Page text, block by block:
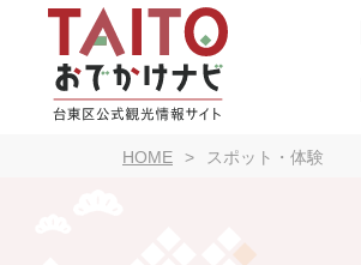
HOME スポット・体験